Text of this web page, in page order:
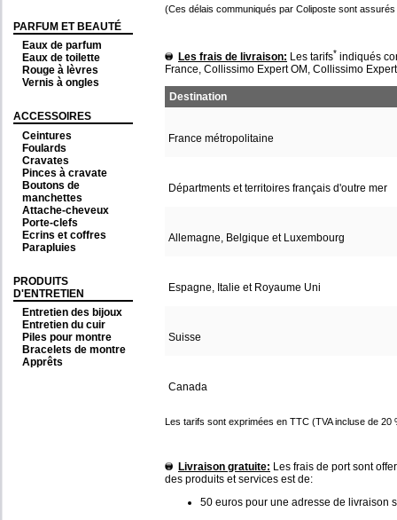
PARFUM ET BEAUTÉ
Eaux de parfum
Eaux de toilette
Rouge à lèvres
Vernis à ongles
ACCESSOIRES
Ceintures
Foulards
Cravates
Pinces à cravate
Boutons de
manchettes
Attache-cheveux
Porte-clefs
Ecrins et coffres
Parapluies
PRODUITS
D'ENTRETIEN
Entretien des bijoux
Entretien du cuir
Piles pour montre
Bracelets de montre
Apprêts
(Ces délais communiqués par Coliposte sont
Les frais de livraison: Les tarifs* indiqués
France, Collissimo Expert OM, Collissimo
Destination
France métropolitaine
Départments et territoires français d'outre mer
Allemagne, Belgique et Luxembourg
Espagne, Italie et Royaume Uni
Suisse
Canada
Les tarifs sont exprimées en TTC (TVA incluse de 20
Livraison gratuite: Les frais de port sont
des produits et services est de:
50 euros pour une adresse de livraison